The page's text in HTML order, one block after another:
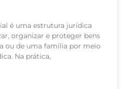
é uma estrutura jurídica
organizar e proteger bens
ou de uma família por meio
Na prática,